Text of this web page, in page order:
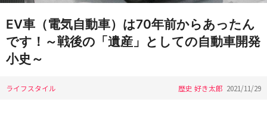
EV車（電気自動車）は70年前からあったん
です！～戦後の「遺産」としての自動車開発
小史～
ライフスタイル 歴史 好き太郎 2021/11/29